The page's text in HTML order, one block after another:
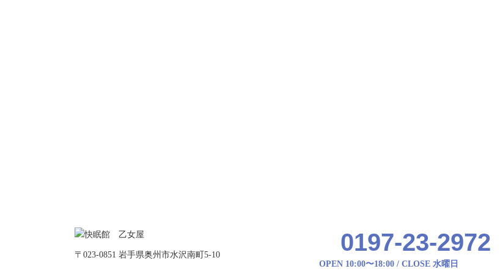
〒023-0851 岩手県奥州市水沢南町5-10 0197-23-2972
OPEN 10:00〜18:00 / CLOSE 水曜日